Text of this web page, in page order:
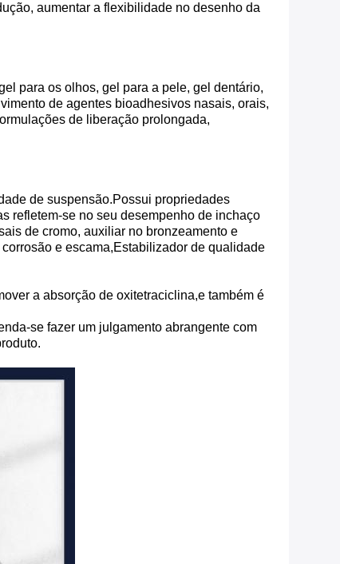
aumentar a flexibilidade no desenho da
para os olhos, gel para a pele, gel dentário,
de agentes bioadhesivos nasais, orais,
de liberação prolongada,
de suspensão.Possui propriedades
refletem-se no seu desempenho de inchaço
de cromo, auxiliar no bronzeamento e
e escama,Estabilizador de qualidade
a absorção de oxitetraciclina,e também é
se fazer um julgamento abrangente com